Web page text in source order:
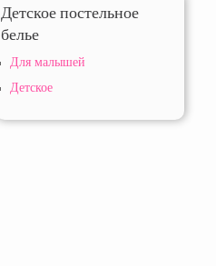
Детское постельное
белье
Для малышей
Детское